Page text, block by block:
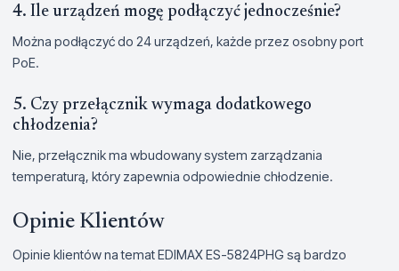
4. Ile urządzeń mogę podłączyć jednocześnie?
Można podłączyć do 24 urządzeń, każde przez osobny port
PoE.
5. Czy przełącznik wymaga dodatkowego
chłodzenia?
Nie, przełącznik ma wbudowany system zarządzania
temperaturą, który zapewnia odpowiednie chłodzenie.
Opinie Klientów
Opinie klientów na temat EDIMAX ES-5824PHG są bardzo